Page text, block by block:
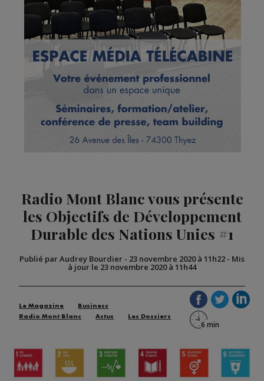
Radio Mont Blanc vous présente
les Objectifs de Développement
Durable des Nations Unies #1
Publié par Audrey Bourdier - 23 novembre 2020 à 11h22 - Mis
à jour le 23 novembre 2020 à 11h44
Le Magazine
Business
Radio Mont Blanc
Actus Les Dossiers